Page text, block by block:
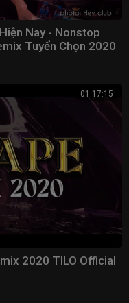
Nay - Nonstop
Tuyển Chọn 2020
01:17:15
2020 TILO Official